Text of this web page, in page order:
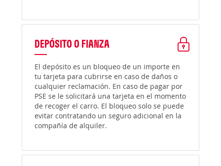
DEPÓSITO O FIANZA
El depósito es un bloqueo de un importe en
tu tarjeta para cubrirse en caso de daños o
cualquier reclamación. En caso de pagar por
PSE se le solicitará una tarjeta en el momento
de recoger el carro. El bloqueo solo se puede
evitar contratando un seguro adicional en la
compañía de alquiler.